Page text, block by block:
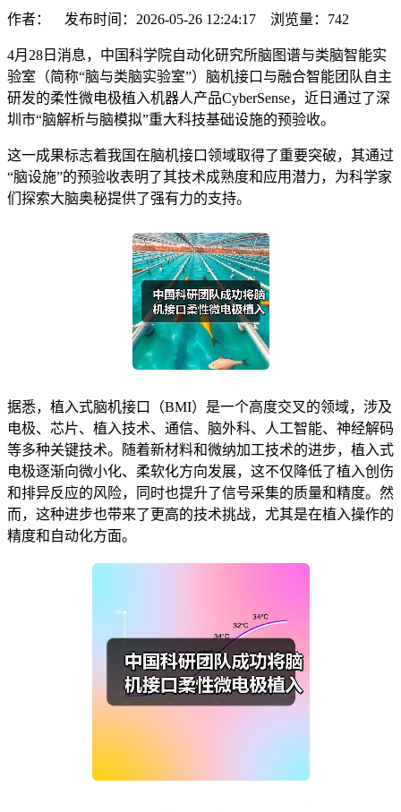
作者： 发布时间：2026-05-26 12:24:17 浏览量： 742
4月28日消息，中国科学院自动化研究所脑图谱与类脑智能实
验室（简称“脑与类脑实验室”）脑机接口与融合智能团队自主
研发的柔性微电极植入机器人产品CyberSense，近日通过了深
圳市“脑解析与脑模拟”重大科技基础设施的预验收。
这一成果标志着我国在脑机接口领域取得了重要突破，其通过
“脑设施”的预验收表明了其技术成熟度和应用潜力，为科学家
们探索大脑奥秘提供了强有力的支持。
据悉，植入式脑机接口（BMI）是一个高度交叉的领域，涉及
电极、芯片、植入技术、通信、脑外科、人工智能、神经解码
等多种关键技术。随着新材料和微纳加工技术的进步，植入式
电极逐渐向微小化、柔软化方向发展，这不仅降低了植入创伤
和排异反应的风险，同时也提升了信号采集的质量和精度。然
而，这种进步也带来了更高的技术挑战，尤其是在植入操作的
精度和自动化方面。